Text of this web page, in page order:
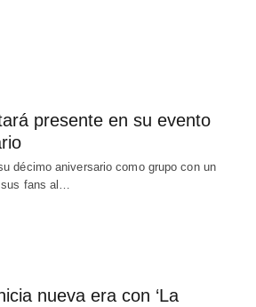
presente en su evento
décimo aniversario como grupo con un
sus fans al…
nueva era con ‘La